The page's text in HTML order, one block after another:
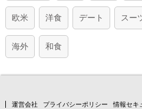
欧米 洋食 デート スー
海外 和食
運営会社 プライバシーポリシー 情報セキ